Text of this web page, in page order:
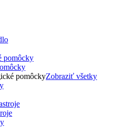
pomôckyZobraziť všetky